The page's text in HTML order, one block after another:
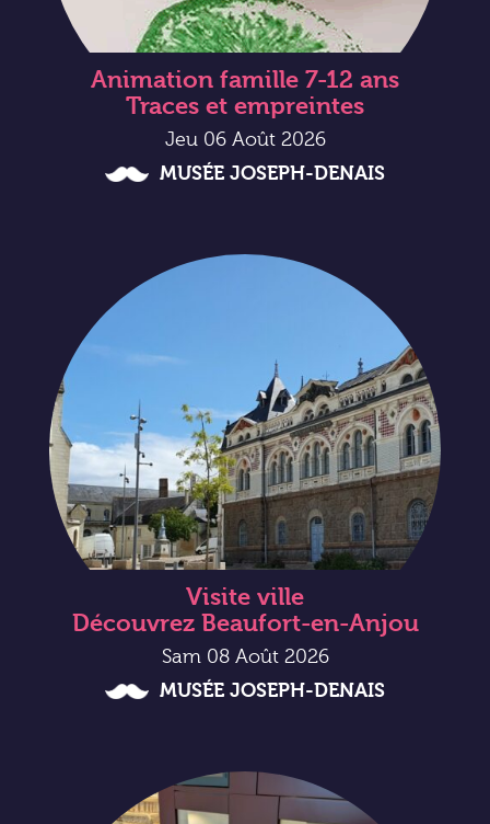
Animation famille 7-12 ans
Traces et empreintes
Jeu 06 Août 2026
MUSÉE JOSEPH-DENAIS
Visite ville
Découvrez Beaufort-en-Anjou
Sam 08 Août 2026
MUSÉE JOSEPH-DENAIS